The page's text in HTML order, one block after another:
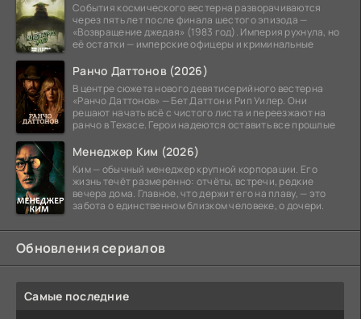
События космического вестерна разворачиваются
через пять лет после финала шестого эпизода —
«Возвращение джедая» (1983 год). Империя рухнула, но
её остатки — имперские офицеры и криминальные
Ранчо Даттонов (2026)
В центре сюжета нового девятисерийного вестерна
«Ранчо Даттонов» — Бет Даттон и Рип Уилер. Они
решают начать всё с чистого листа и переезжают на
ранчо в Техасе. Герои надеются оставить все прошлые
Менеджер Ким (2026)
Ким — обычный менеджер крупной корпорации. Его
жизнь течёт размеренно: отчёты, встречи, редкие
вечера дома. Главное, что держит его на плаву, — это
забота о единственном близком человеке, о дочери.
Обновления сериалов
Самые последние